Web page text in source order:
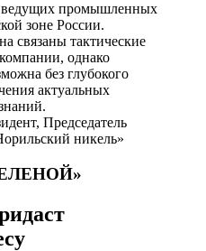
промышленных
зоне России.
связаны тактические
однако
без глубокого
актуальных
Председатель
никель»